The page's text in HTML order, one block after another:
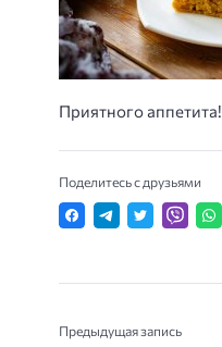
Приятного аппетита!
Поделитесь с друзьями
Предыдущая запись